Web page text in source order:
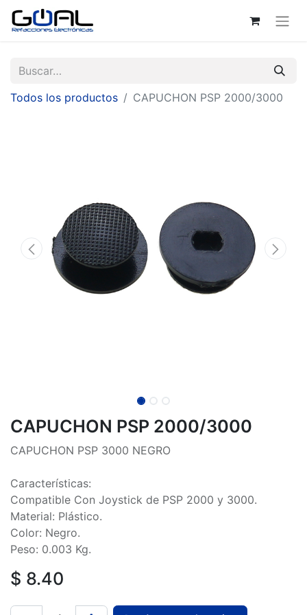
Todos los productos CAPUCHON PSP 2000/3000
CAPUCHON PSP 2000/3000
CAPUCHON PSP 3000 NEGRO
Características:
Compatible Con Joystick de PSP 2000 y 3000.
Material: Plástico.
Color: Negro.
Peso: 0.003 Kg.
$ 8.40